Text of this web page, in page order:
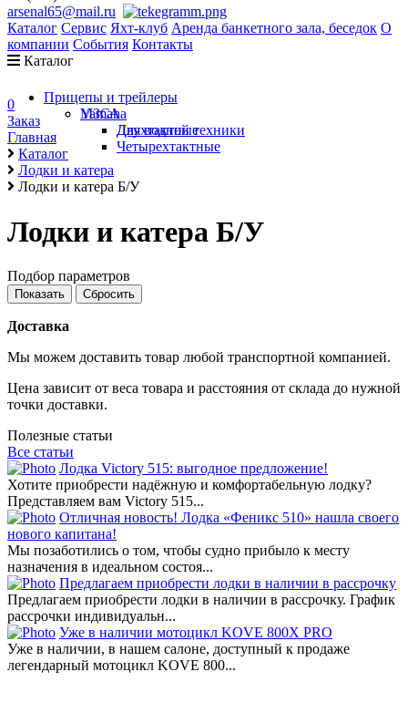
Yamaha
Двухтактные
Четырехтактные
Прицепы и трейлеры
МЗСА
Для водной техники
arsenal65@mail.ru
Каталог Сервис Яхт-клуб Аренда банкетного зала, беседок О
компании События Контакты
Каталог
0
Заказ
Главная
Каталог
Лодки и катера
Лодки и катера Б/У
Лодки и катера Б/У
Подбор параметров
Доставка
Мы можем доставить товар любой транспортной компанией.
Цена зависит от веса товара и расстояния от склада до нужной
точки доставки.
Полезные статьи
Все статьи
Лодка Victory 515: выгодное предложение!
Хотите приобрести надёжную и комфортабельную лодку?
Представляем вам Victory 515...
Отличная новость! Лодка «Феникс 510» нашла своего
нового капитана!
Мы позаботились о том, чтобы судно прибыло к месту
назначения в идеальном состоя...
Предлагаем приобрести лодки в наличии в рассрочку
Предлагаем приобрести лодки в наличии в рассрочку. График
рассрочки индивидуальн...
Уже в наличии мотоцикл KOVE 800X PRO
Уже в наличии, в нашем салоне, доступный к продаже
легендарный мотоцикл KOVE 800...